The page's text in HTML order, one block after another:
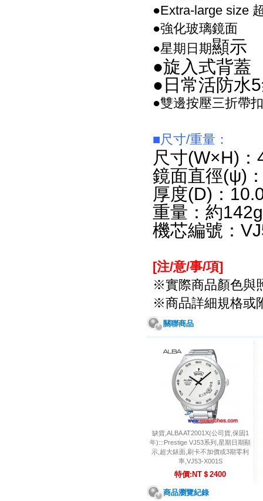
●Extra-large size
●強化玻璃鏡面
●星期日期顯示
●旋入式背蓋
●日常活防水
●雙邊按壓三折帶扣
■尺寸/重量：
尺寸(W×H)
鏡面直徑(ψ)
厚度(D)：
重量：約142g
機芯編號：
[注/意/事/項]
※實際商品顏色與
※商品詳細規格或
關聯商品
缺貨,ALBA AT2001X(公司貨,保固1
年):::Prestige VJ53系列,星期日期顯
示,超大錶面,刷卡不加價或3期零利
率,VJ53-X001S
特價:NT＄2400
商品瀏覽紀錄